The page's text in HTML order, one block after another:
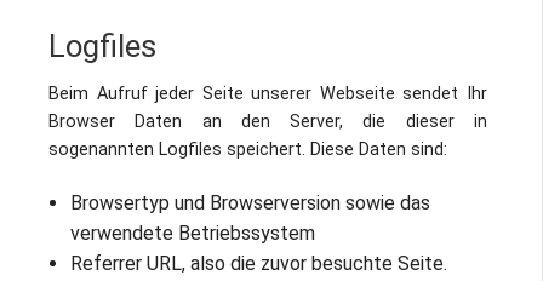
Logfiles
Beim Aufruf jeder Seite unserer Webseite sendet Ihr
Browser Daten an den Server, die dieser in
sogenannten Logfiles speichert. Diese Daten sind:
Browsertyp und Browserversion sowie das
verwendete Betriebssystem
Referrer URL, also die zuvor besuchte Seite.